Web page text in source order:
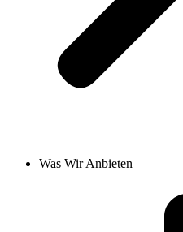
Was Wir Anbieten